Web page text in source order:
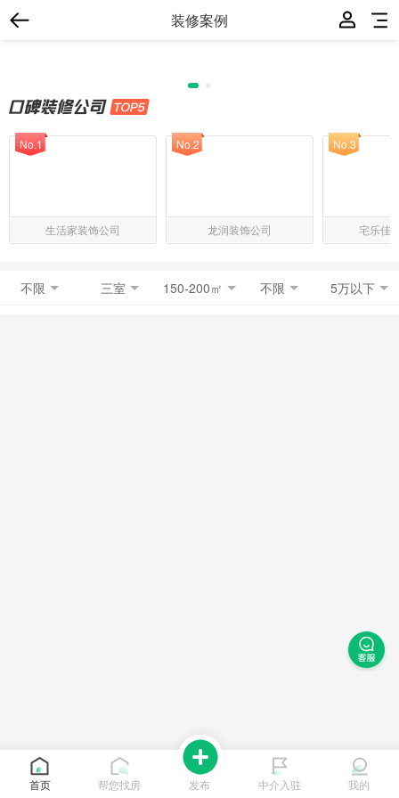
装修案例
生活家装饰公司
No.1
龙润装饰公司
No.2
宅乐佳
No.3
不限 三室 150-200㎡ 不限 5万以下
首页 帮您找房 发布 中介入驻 我的